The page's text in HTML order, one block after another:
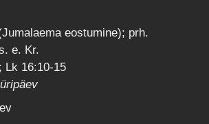
eostumine); prh.
e. Kr.
Lk 16:10-15